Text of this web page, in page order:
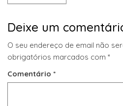
Deixe um
O seu endereço de email não
obrigatórios marcados com *
Comentário *